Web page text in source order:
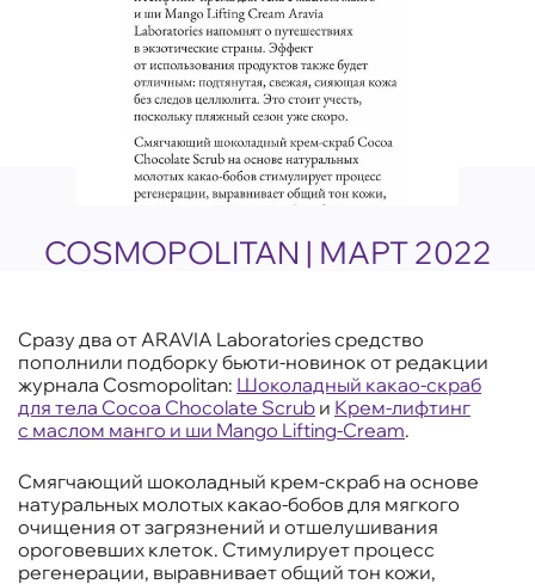
COSMOPOLITAN | МАРТ 2022
Сразу два от ARAVIA Laboratories средство
пополнили подборку бьюти-новинок от редакции
журнала Cosmopolitan: Шоколадный какао-скраб
для тела Cocoa Chocolate Scrub и Крем-лифтинг
с маслом манго и ши Mango Lifting-Cream.
Смягчающий шоколадный крем-скраб на основе
натуральных молотых какао-бобов для мягкого
очищения от загрязнений и отшелушивания
ороговевших клеток. Стимулирует процесс
регенерации, выравнивает общий тон кожи,